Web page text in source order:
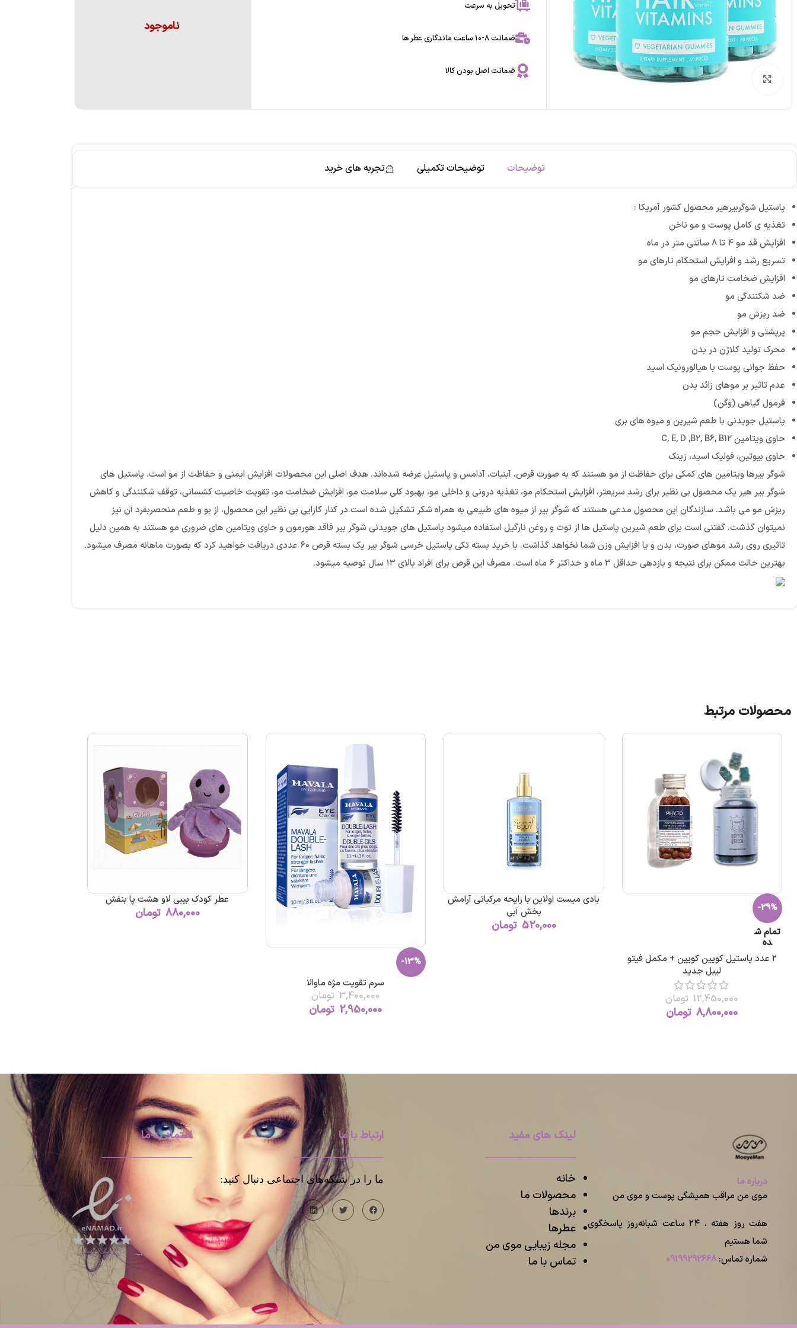
برای بزرگنمایی کلیک کنید
تحویل به سرعت
ضمانت 8-10 ساعت ماندگاری عطر ها
ضمانت اصل بودن کالا
ناموجود
توضیحات توضیحات تکمیلی تجربه های خرید
پاستیل شوگربیرهیر محصول کشور آمریکا :
تغذیه ی کامل پوست و مو ناخن
افزایش قد مو ۴ تا ۸ سانتی متر در ماه
تسریع رشد و افرایش استحکام تارهای مو
افزایش ضخامت تارهای مو
ضد شکنندگی مو
ضد ریزش مو
پرپشتی و افزایش حجم مو
محرک تولید کلاژن در بدن
حفظ جوانی پوست با هیالورونیک اسید
عدم تاثیر بر موهای زائد بدن
فرمول گیاهی (وگن)
پاستیل جویدنی با طعم شیرین و میوه های بری
حاوی ویتامین C, E, D ,B2, B6, B12
حاوی بیوتین، فولیک اسید، زینک
شوگر بیرها ویتامین های کمکی برای حفاظت از مو هستند که به صورت قرص، آبنبات، آدامس و پاستیل عرضه شده‌اند. هدف اصلی این محصولات افزایش ایمنی و حفاظت از مو است. پاستیل های
شوگر بیر هیر یک محصول بی نظیر برای رشد سریعتر، افزایش استحکام مو، تغذیه درونی و داخلی مو، بهبود کلی سلامت مو، افزایش ضخامت مو، تقویت خاصیت کشسانی، توقف شکنندگی و کاهش
ریزش مو می باشد. سازندگان این محصول مدعی هستند که شوگر بیر از میوه های طبیعی به همراه شکر تشکیل شده است.در کنار کارایی بی نظیر این محصول، از بو و طعم منحصربفرد آن نیز
نمیتوان گذشت. گفتنی است برای طعم شیرین پاستیل ها از توت و روغن نارگیل استفاده میشود پاستیل های جویدنی شوگر بیر فاقد هورمون و حاوی ویتامین های ضروری مو هستند به همین دلیل
تاثیری روی رشد موهای صورت، بدن و یا افزایش وزن شما نخواهد گذاشت. با خرید بسته تکی پاستیل خرسی شوگر بیر یک بسته قرص ۶۰ عددی دریافت خواهید کرد که بصورت ماهانه مصرف میشود.
بهترین حالت ممکن برای نتیجه و بازدهی حداقل ۳ ماه و حداکثر ۶ ماه است. مصرف این قرص برای افراد بالای ۱۳ سال توصیه میشود.
محصولات مرتبط
-29%
تمام ش
ده
۲ عدد پاستیل کویین کویین + مکمل فیتو
لیبل جدید
12,450,000 تومان
8,800,000 تومان
بادی میست اولاین با رایحه مرکباتی آرامش
بخش آبی
520,000 تومان
-13%
سرم تقویت مژه ماوالا
3,400,000 تومان
2,950,000 تومان
عطر کودک بیبی لاو هشت پا بنفش
880,000 تومان
درباره ما
موی من مراقب همیشگی پوست و موی من
هفت روز هفته ، ۲۴ ساعت شبانه‌روز پاسخگوی
شما هستیم
شماره تماس: 09199292668
لینک های مفید
خانه
محصولات ما
برندها
عطرها
مجله زیبایی موی من
تماس با ما
ارتباط با ما
ما را در شبکه‌های اجتماعی دنبال کنید:
اعتماد به ما